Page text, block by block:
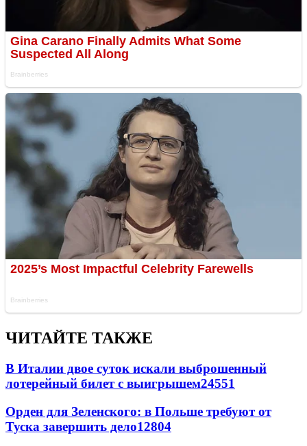
ЧИТАЙТЕ ТАКЖЕ
В Италии двое суток искали выброшенный
лотерейный билет с выигрышем24551
Орден для Зеленского: в Польше требуют от
Туска завершить дело12804